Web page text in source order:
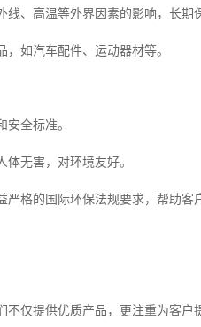
、高温等外界因素的影响，长期
如汽车配件、运动器材等。
全标准。
无害，对环境友好。
格的国际环保法规要求，帮助客
仅提供优质产品，更注重为客户